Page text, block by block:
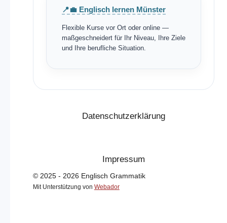
📍💼 Englisch lernen Münster
Flexible Kurse vor Ort oder online —
maßgeschneidert für Ihr Niveau, Ihre Ziele
und Ihre berufliche Situation.
Datenschutzerklärung
Impressum
© 2025 - 2026 Englisch Grammatik
Mit Unterstützung von Webador